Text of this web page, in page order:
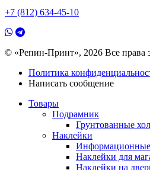
+7 (812) 634-45-10
© «Репин-Принт», 2026 Все
Политика
Написать сообщение
Товары
Подрамник
Грунтованные
Наклейки
Информационные
Наклейки для
Наклейки на